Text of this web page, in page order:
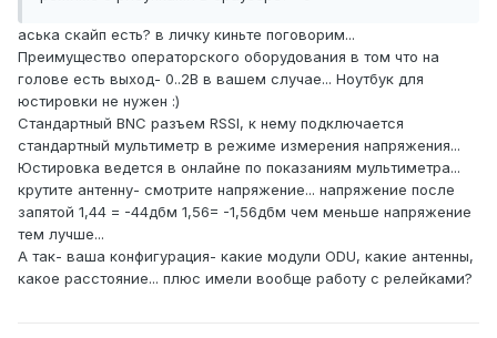
аська скайп есть? в личку киньте поговорим...
Преимущество операторского оборудования в том что на
голове есть выход- 0..2В в вашем случае... Ноутбук для
юстировки не нужен :)
Стандартный BNC разъем RSSI, к нему подключается
стандартный мультиметр в режиме измерения напряжения...
Юстировка ведется в онлайне по показаниям мультиметра...
крутите антенну- смотрите напряжение... напряжение после
запятой 1,44 = -44дбм 1,56= -1,56дбм чем меньше напряжение
тем лучше...
А так- ваша конфигурация- какие модули ODU, какие антенны,
какое расстояние... плюс имели вообще работу с релейками?